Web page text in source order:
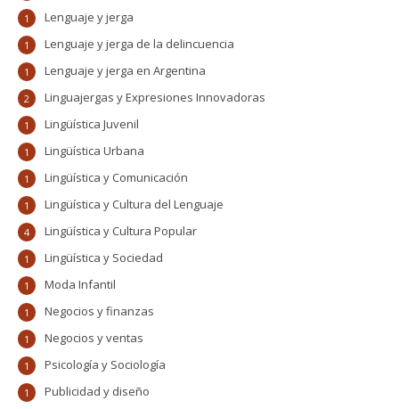
Lenguaje y jerga
1
Lenguaje y jerga de la delincuencia
1
Lenguaje y jerga en Argentina
1
Linguajergas y Expresiones Innovadoras
2
Lingüística Juvenil
1
Lingüística Urbana
1
Lingüística y Comunicación
1
Lingüística y Cultura del Lenguaje
1
Lingüística y Cultura Popular
4
Lingüística y Sociedad
1
Moda Infantil
1
Negocios y finanzas
1
Negocios y ventas
1
Psicología y Sociología
1
Publicidad y diseño
1